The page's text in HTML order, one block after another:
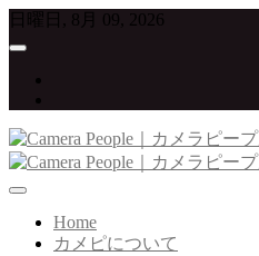
Skip
content
日曜日, 8月 09, 2026
Camera People｜カ
写真が大好きな人たちをつな
Home
カメピについて